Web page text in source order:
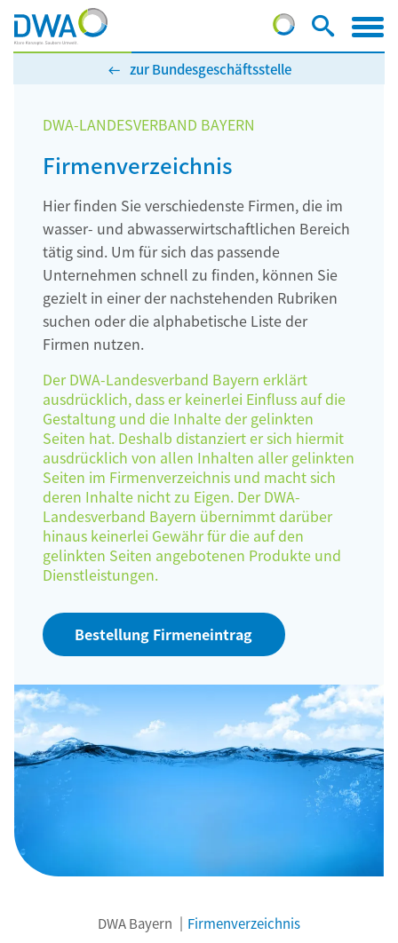
zur Bundesgeschäftsstelle
DWA-LANDESVERBAND BAYERN
Firmenverzeichnis
Hier finden Sie verschiedenste Firmen, die im
wasser- und abwasserwirtschaftlichen Bereich
tätig sind. Um für sich das passende
Unternehmen schnell zu finden, können Sie
gezielt in einer der nachstehenden Rubriken
suchen oder die alphabetische Liste der
Firmen nutzen.
Der DWA-Landesverband Bayern erklärt
ausdrücklich, dass er keinerlei Einfluss auf die
Gestaltung und die Inhalte der gelinkten
Seiten hat. Deshalb distanziert er sich hiermit
ausdrücklich von allen Inhalten aller gelinkten
Seiten im Firmenverzeichnis und macht sich
deren Inhalte nicht zu Eigen. Der DWA-
Landesverband Bayern übernimmt darüber
hinaus keinerlei Gewähr für die auf den
gelinkten Seiten angebotenen Produkte und
Dienstleistungen.
Bestellung Firmeneintrag
DWA Bayern Firmenverzeichnis